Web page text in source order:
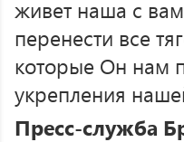
живет наша с
перенести все
которые Он нам
укрепления
Пресс-служба